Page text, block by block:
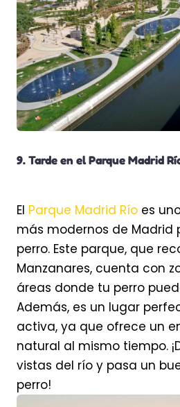
9. Tarde en el Parque Madrid
El Parque Madrid Río es
más modernos de Madrid
perro. Este parque, que
Manzanares, cuenta con
áreas donde tu perro
Además, es un lugar
activa, ya que ofrece un
natural al mismo tiempo.
vistas del río y pasa un
perro!